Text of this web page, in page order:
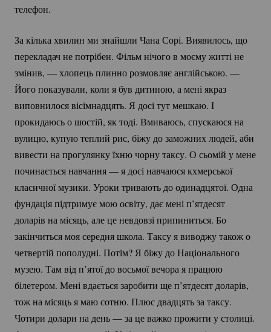
телефон.
За кілька хвилин ми знайшли Чана Сорі. Виявилось, що
перекладач не потрібен. Фільм нічого в моєму житті не
змінив, — хлопець плинно розмовляє англійською. —
Його показували, коли я був дитиною, а мені якраз
виповнилося вісімнадцять. Я досі тут мешкаю. І
прокидаюсь о шостій, як тоді. Вмиваюсь, спускаюся на
вулицю, купую теплий рис, біжу до заможних людей, аби
вивести на прогулянку їхню чорну таксу. О сьомій у мене
починається навчання — я досі навчаюся кхмерської
класичної музики. Уроки тривають до одинадцятої. Одна
фундація підтримує мою освіту, дає мені п’ятдесят
доларів на місяць, але це невдовзі припиниться. Бо
закінчиться моя середня школа. Таксу я виводжу також о
четвертій пополудні. Потім? Я біжу до Національного
музею. Там від п’ятої до восьмої вечора я працюю
білетером. Мені вдається заробити ще п’ятдесят доларів,
тож на місяць я маю сотню. Плюс двадцять за таксу.
Чотири долари на день — за це важко прожити у столиці.